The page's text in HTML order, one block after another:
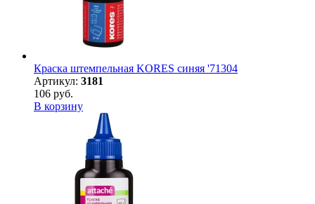
Краска штемпельная KORES синяя '71304
Артикул: 3181
106 руб.
В корзину